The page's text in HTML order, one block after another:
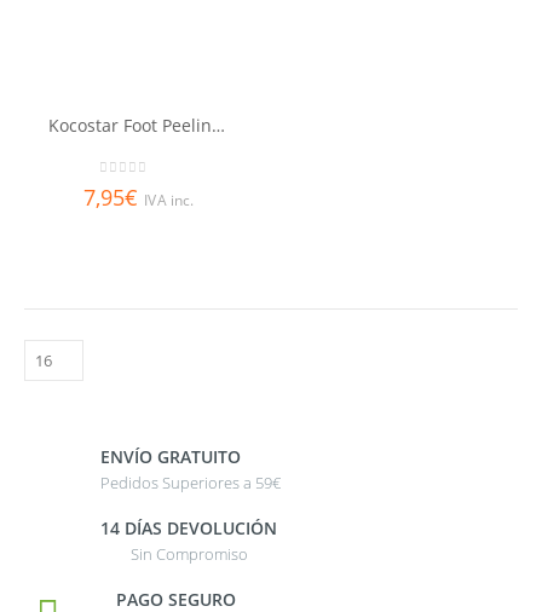
Kocostar Foot Peeling Pack
7,95€ IVA inc.
ENVÍO GRATUITO
Pedidos Superiores a 59€
14 DÍAS DEVOLUCIÓN
Sin Compromiso
PAGO SEGURO